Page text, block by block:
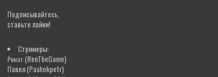
Подписывайтесь,
ставьте лайки!
Стримеры:
Ренат (RenTheGame)
Павел(Pashokpetr)